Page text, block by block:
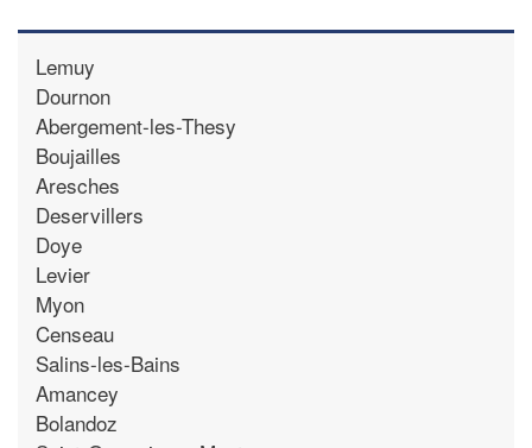
Lemuy
Dournon
Abergement-les-Thesy
Boujailles
Aresches
Deservillers
Doye
Levier
Myon
Censeau
Salins-les-Bains
Amancey
Bolandoz